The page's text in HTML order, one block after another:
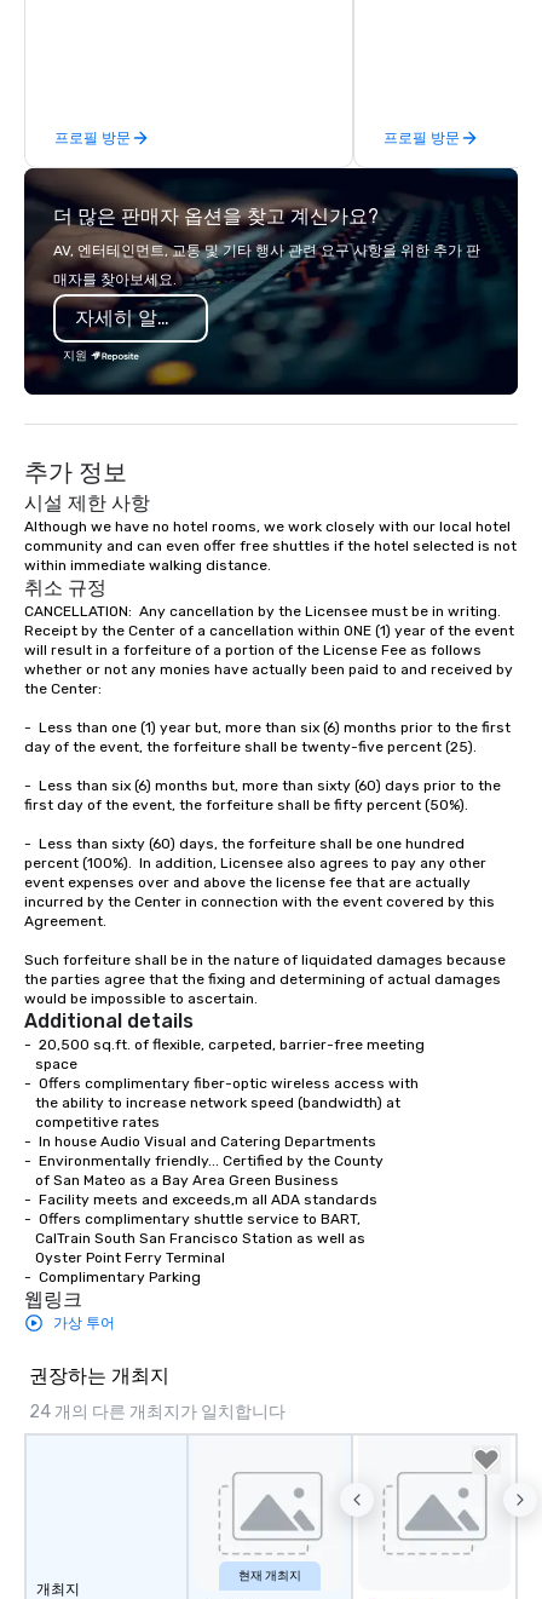
프로필 방문
while helping clients
costs. Trusted by top
visions to life and
event creates lasting
프로필 방문
더 많은 판매자 옵션을 찾고 계신가요?
AV, 엔터테인먼트, 교통 및 기타 행사 관련 요구 사항을 위한 추가 판
매자를 찾아보세요.
자세히 알아보기
지원
추가 정보
시설 제한 사항
Although we have no hotel rooms, we work closely with our local hotel
community and can even offer free shuttles if the hotel selected is not
within immediate walking distance.
취소 규정
CANCELLATION:  Any cancellation by the Licensee must be in writing.
Receipt by the Center of a cancellation within ONE (1) year of the event
will result in a forfeiture of a portion of the License Fee as follows
whether or not any monies have actually been paid to and received by
the Center:
-	Less than one (1) year but, more than six (6) months prior to the first
day of the event, the forfeiture shall be twenty-five percent (25).
-	Less than six (6) months but, more than sixty (60) days prior to the
first day of the event, the forfeiture shall be fifty percent (50%).
-	Less than sixty (60) days, the forfeiture shall be one hundred
percent (100%).  In addition, Licensee also agrees to pay any other
event expenses over and above the license fee that are actually
incurred by the Center in connection with the event covered by this
Agreement.
Such forfeiture shall be in the nature of liquidated damages because
the parties agree that the fixing and determining of actual damages
would be impossible to ascertain.
Additional details
-  20,500 sq.ft. of flexible, carpeted, barrier-free meeting
-  Offers complimentary fiber-optic wireless access with
-  In house Audio Visual and Catering Departments
-  Environmentally friendly... Certified by the County
-  Facility meets and exceeds,m all ADA standards
-  Offers complimentary shuttle service to BART,
-  Complimentary Parking
웹링크
가상 투어
권장하는 개최지
24 개의 다른 개최지가 일치합니다
개최지
현재 개최지